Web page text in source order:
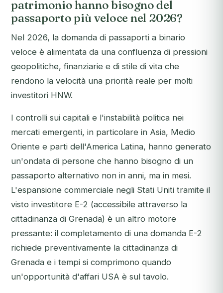
patrimonio hanno bisogno del
passaporto più veloce nel 2026?
Nel 2026, la domanda di passaporti a binario
veloce è alimentata da una confluenza di pressioni
geopolitiche, finanziarie e di stile di vita che
rendono la velocità una priorità reale per molti
investitori HNW.
I controlli sui capitali e l'instabilità politica nei
mercati emergenti, in particolare in Asia, Medio
Oriente e parti dell'America Latina, hanno generato
un'ondata di persone che hanno bisogno di un
passaporto alternativo non in anni, ma in mesi.
L'espansione commerciale negli Stati Uniti tramite il
visto investitore E-2 (accessibile attraverso la
cittadinanza di Grenada) è un altro motore
pressante: il completamento di una domanda E-2
richiede preventivamente la cittadinanza di
Grenada e i tempi si comprimono quando
un'opportunità d'affari USA è sul tavolo.